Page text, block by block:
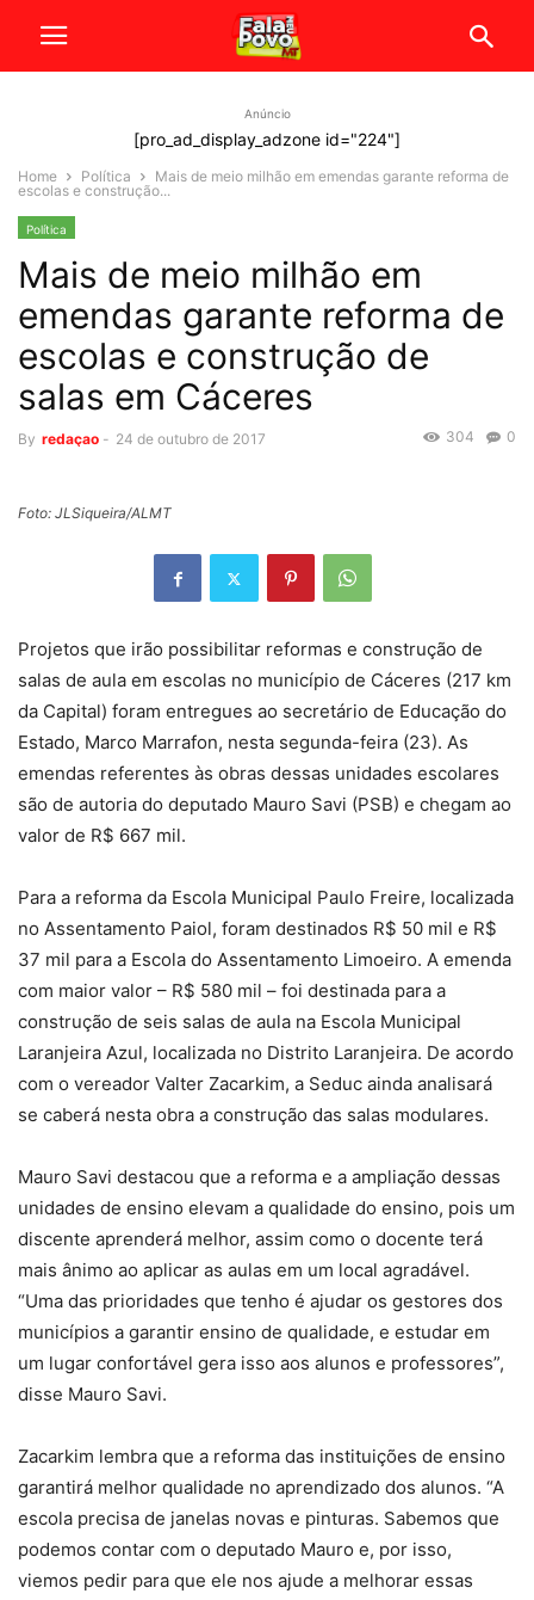
Anúncio
[pro_ad_display_adzone id="224"]
Home Política
Mais de meio milhão em emendas garante reforma de
escolas e construção...
Política
Mais de meio milhão em
emendas garante reforma de
escolas e construção de
salas em Cáceres
By redaçao - 24 de outubro de 2017 0
304
Foto: JLSiqueira/ALMT
Projetos que irão possibilitar reformas e construção de
salas de aula em escolas no município de Cáceres (217 km
da Capital) foram entregues ao secretário de Educação do
Estado, Marco Marrafon, nesta segunda-feira (23). As
emendas referentes às obras dessas unidades escolares
são de autoria do deputado Mauro Savi (PSB) e chegam ao
valor de R$ 667 mil.
Para a reforma da Escola Municipal Paulo Freire, localizada
no Assentamento Paiol, foram destinados R$ 50 mil e R$
37 mil para a Escola do Assentamento Limoeiro. A emenda
com maior valor – R$ 580 mil – foi destinada para a
construção de seis salas de aula na Escola Municipal
Laranjeira Azul, localizada no Distrito Laranjeira. De acordo
com o vereador Valter Zacarkim, a Seduc ainda analisará
se caberá nesta obra a construção das salas modulares.
Mauro Savi destacou que a reforma e a ampliação dessas
unidades de ensino elevam a qualidade do ensino, pois um
discente aprenderá melhor, assim como o docente terá
mais ânimo ao aplicar as aulas em um local agradável.
“Uma das prioridades que tenho é ajudar os gestores dos
municípios a garantir ensino de qualidade, e estudar em
um lugar confortável gera isso aos alunos e professores”,
disse Mauro Savi.
Zacarkim lembra que a reforma das instituições de ensino
garantirá melhor qualidade no aprendizado dos alunos. “A
escola precisa de janelas novas e pinturas. Sabemos que
podemos contar com o deputado Mauro e, por isso,
viemos pedir para que ele nos ajude a melhorar essas